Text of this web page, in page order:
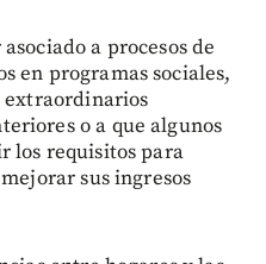
a procesos de
en programas sociales,
extraordinarios
o a que algunos
los requisitos para
sus ingresos